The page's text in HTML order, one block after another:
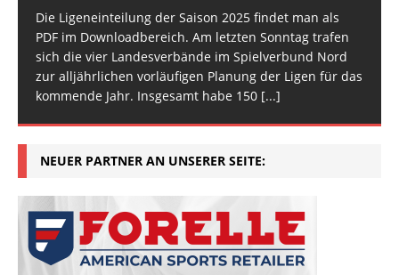
Die Ligeneinteilung der Saison 2025 findet man als
PDF im Downloadbereich. Am letzten Sonntag trafen
sich die vier Landesverbände im Spielverbund Nord
zur alljährlichen vorläufigen Planung der Ligen für das
kommende Jahr. Insgesamt habe 150 [...]
NEUER PARTNER AN UNSERER SEITE: